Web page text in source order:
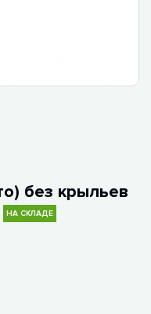
без крыльев
НА СКЛАДЕ